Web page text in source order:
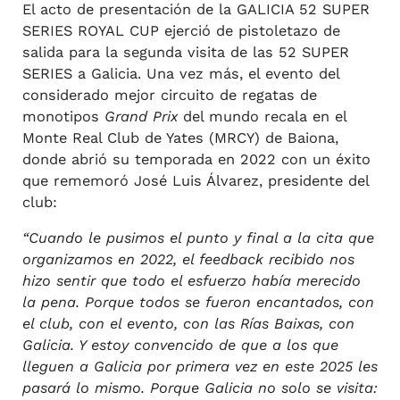
El acto de presentación de la GALICIA 52 SUPER
SERIES ROYAL CUP ejerció de pistoletazo de
salida para la segunda visita de las 52 SUPER
SERIES a Galicia. Una vez más, el evento del
considerado mejor circuito de regatas de
monotipos Grand Prixdel mundo recala en el
Monte Real Club de Yates (MRCY) de Baiona,
donde abrió su temporada en 2022 con un éxito
que rememoró José Luis Álvarez, presidente del
club:
“Cuando le pusimos el punto y final a la cita que
organizamos en 2022, el feedback recibido nos
hizo sentir que todo el esfuerzo había merecido
la pena. Porque todos se fueron encantados, con
el club, con el evento, con las Rías Baixas, con
Galicia. Y estoy convencido de que a los que
lleguen a Galicia por primera vez en este 2025 les
pasará lo mismo. Porque Galicia no solo se visita: